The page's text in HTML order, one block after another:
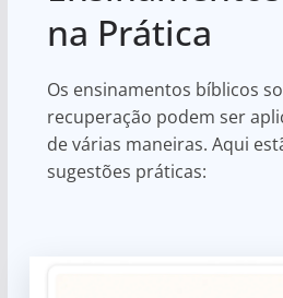
na Prática
Os ensinamentos bíblicos
recuperação podem ser
de várias maneiras. Aqui
sugestões práticas: